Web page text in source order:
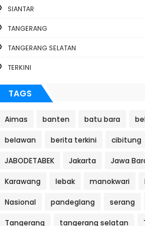
SIANTAR
TANGERANG
TANGERANG SELATAN
TERKINI
TAGS
Aimas banten batu bara
belawan berita terkini cibitung
JABODETABEK Jakarta Jawa
Karawang lebak manokwari
Nasional pandeglang serang
Tangerang tangerang selatan